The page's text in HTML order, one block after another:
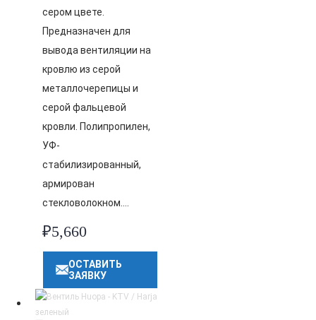
сером цвете.
Предназначен для
вывода вентиляции на
кровлю из серой
металлочерепицы и
серой фальцевой
кровли. Полипропилен,
УФ-
стабилизированный,
армирован
стекловолокном….
₽5,660
ОСТАВИТЬ
ЗАЯВКУ